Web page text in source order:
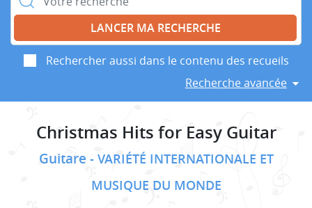
Rechercher aussi dans le contenu des recueils
Recherche avancée
Christmas Hits for Easy Guitar
Guitare
VARIÉTÉ INTERNATIONALE ET
MUSIQUE DU MONDE